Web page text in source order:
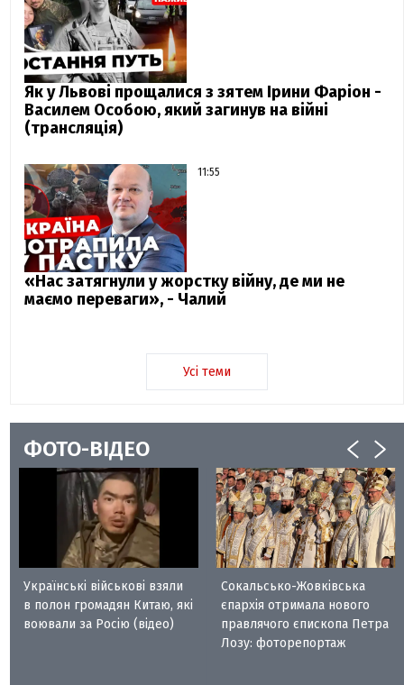
Як у Львові прощалися з зятем Ірини Фаріон -
Василем Особою, який загинув на війні
(трансляція)
11:55
«Нас затягнули у жорстку війну, де ми не
маємо переваги», - Чалий
Усі теми
ФОТО-ВІДЕО
Українські військові взяли
в полон громадян Китаю, які
воювали за Росію (відео)
Сокальсько-Жовківська
єпархія отримала нового
правлячого єпископа Петра
Лозу: фоторепортаж